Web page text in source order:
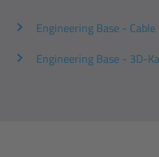
Engineering Base - Cable
Engineering Base - 3D-